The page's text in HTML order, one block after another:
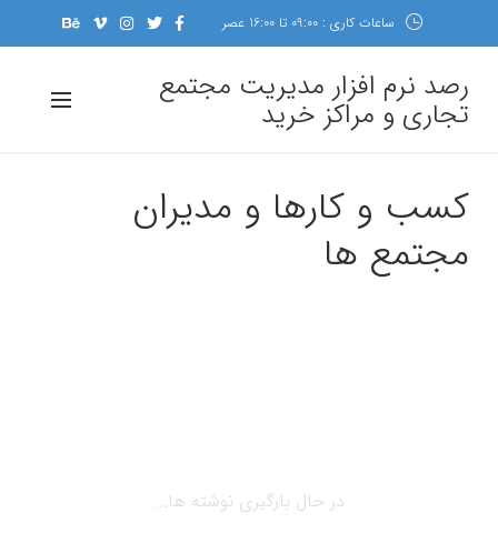
ساعات کاری : 09:00 تا 16:00 عصر
رصد نرم افزار مدیریت مجتمع
تجاری و مراکز خرید
کسب و کارها و مدیران
مجتمع ها
در حال بارگیری نوشته ها...